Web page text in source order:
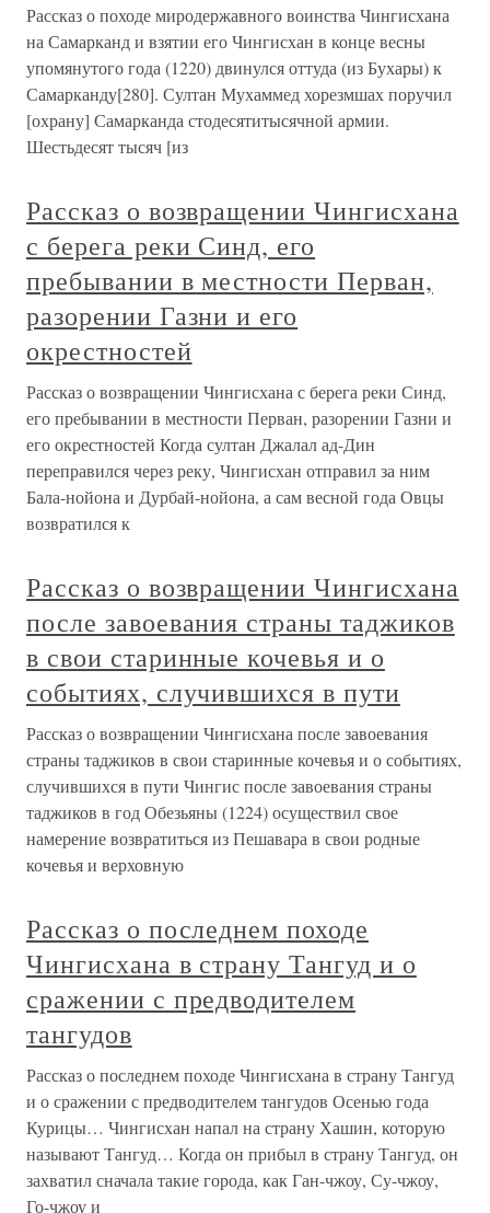
Рассказ о походе миродержавного воинства Чингисхана
на Самарканд и взятии его Чингисхан в конце весны
упомянутого года (1220) двинулся оттуда (из Бухары) к
Самарканду[280]. Султан Мухаммед хорезмшах поручил
[охрану] Самарканда стодесятитысячной армии.
Шестьдесят тысяч [из
Рассказ о возвращении Чингисхана
с берега реки Синд, его
пребывании в местности Перван,
разорении Газни и его
окрестностей
Рассказ о возвращении Чингисхана с берега реки Синд,
его пребывании в местности Перван, разорении Газни и
его окрестностей Когда султан Джалал ад-Дин
переправился через реку, Чингисхан отправил за ним
Бала-нойона и Дурбай-нойона, а сам весной года Овцы
возвратился к
Рассказ о возвращении Чингисхана
после завоевания страны таджиков
в свои старинные кочевья и о
событиях, случившихся в пути
Рассказ о возвращении Чингисхана после завоевания
страны таджиков в свои старинные кочевья и о событиях,
случившихся в пути Чингис после завоевания страны
таджиков в год Обезьяны (1224) осуществил свое
намерение возвратиться из Пешавара в свои родные
кочевья и верховную
Рассказ о последнем походе
Чингисхана в страну Тангуд и о
сражении с предводителем
тангудов
Рассказ о последнем походе Чингисхана в страну Тангуд
и о сражении с предводителем тангудов Осенью года
Курицы… Чингисхан напал на страну Хашин, которую
называют Тангуд… Когда он прибыл в страну Тангуд, он
захватил сначала такие города, как Ган-чжоу, Су-чжоу,
Го-чжоу и